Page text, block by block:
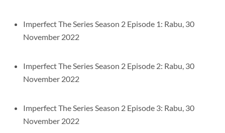
Imperfect The Series Season 2 Episode 1: Rabu, 30
November 2022
Imperfect The Series Season 2 Episode 2: Rabu, 30
November 2022
Imperfect The Series Season 2 Episode 3: Rabu, 30
November 2022